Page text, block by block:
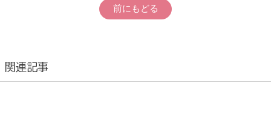
前にもどる
関連記事